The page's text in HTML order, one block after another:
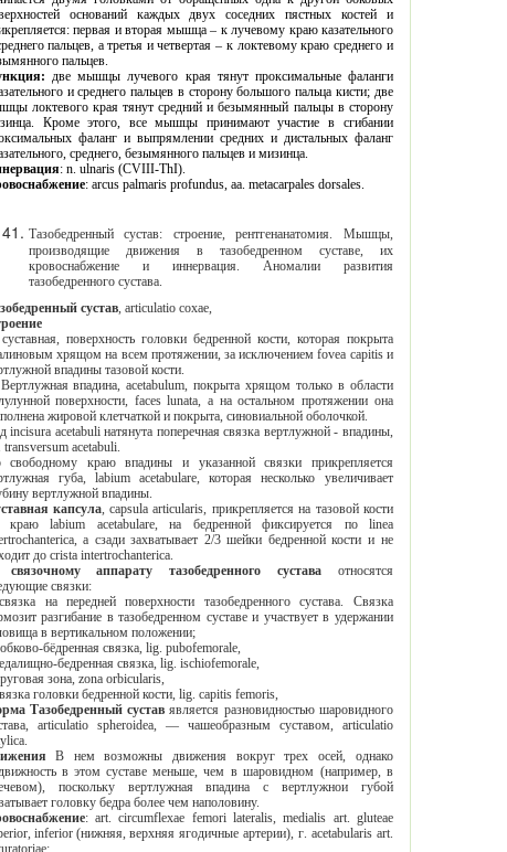
оснований каждых двух соседних пястных костей и
первая и вторая мышца – к лучевому краю казательного
пальцев, а третья и четвертая – к локтевому краю среднего и
пальцев.
и среднего пальцев в сторону большого пальца кисти; две
края тянут средний и безымянный пальцы в сторону
Кроме этого, все мышцы принимают участие в сгибании
фаланг и выпрямлении средних и дистальных фаланг
указательного, среднего, безымянного пальцев и мизинца.
: n. ulnaris (CVIII-ThI).
: arcus palmaris profundus, aa. metacarpales dorsales.
Тазобедренный сустав: строение, рентгенанатомия. Мышцы,
производящие движения в тазобедренном суставе, их
кровоснабжение и иннервация. Аномалии развития
тазобедренного сустава.
Тазобедренный сустав , articulatio coxae,
головки бедренной кости, которая покрыта
на всем протяжении, за исключением fovea capitis и
вертлужной впадины тазовой кости.
acetabulum, покрыта хрящом только в области
поверхности, faсes lunata, а на остальном протяжении она
выполнена жировой клетчаткой и покрыта, синовиальной оболочкой.
acetabuli натянута поперечная связка вертлужной - впадины,
transversum acetabuli.
краю впадины и указанной связки прикрепляется
губа, labium acetabulare, которая несколько увеличивает
глубину вертлужной впадины.
капсула, capsula articularis, прикрепляется на тазовой кости
labium acetabulare, на бедренной фиксируется по linea
а сзади захватывает 2/3 шейки бедренной кости и не
до crista intertrochanterica.
К связочному аппарату тазобедренного сустава
связки:
связка на передней поверхности тазобедренного сустава. Связка
в тазобедренном суставе и участвует в удержании
туловища в вертикальном положении;
лобково-бёдренная связка, lig. pubofemorale,
седалищно-бедренная связка, lig. ischiofemorale,
круговая зона, zona orbicularis,
связка головки бедренной кости, lig. capitis femoris,
Форма Тазобедренный сустав
articulatio spheroidea, — чашеобразным суставом, articulatio
в этом суставе меньше, чем в шаровидном (например, в
поскольку вертлужная впадина с вертлужнои губой
охватывает головку бедра более чем наполовину.
: art. circumflexae femori lateralis, medialis art. gluteae
superior, inferior (нижняя, верхняя ягодичные артерии), г. acetabularis art.